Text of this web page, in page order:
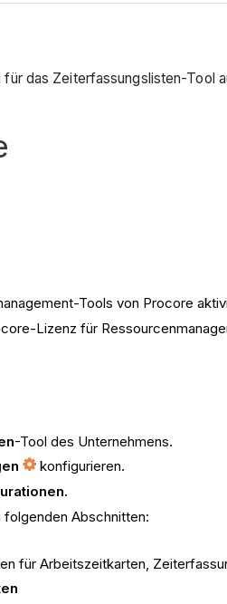
das Zeiterfassungslisten-Tool
Tools von Procore
Lizenz für
-Tool des Unternehmens.
konfigurieren.
folgenden Abschnitten:
für Arbeitszeitkarten,